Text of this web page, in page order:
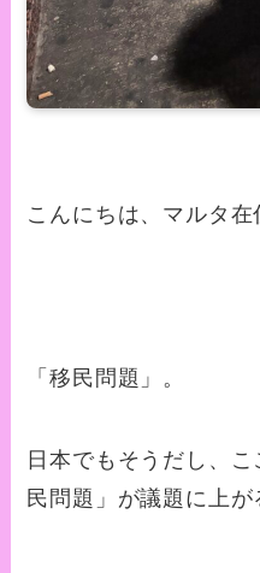
こんにちは、マルタ
「移民問題」。
日本でもそうだし、
民問題」が議題に上が